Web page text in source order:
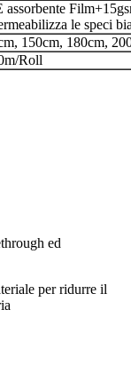
assorbente
le speci
150cm, 180cm,
Roll
ed
per ridurre il